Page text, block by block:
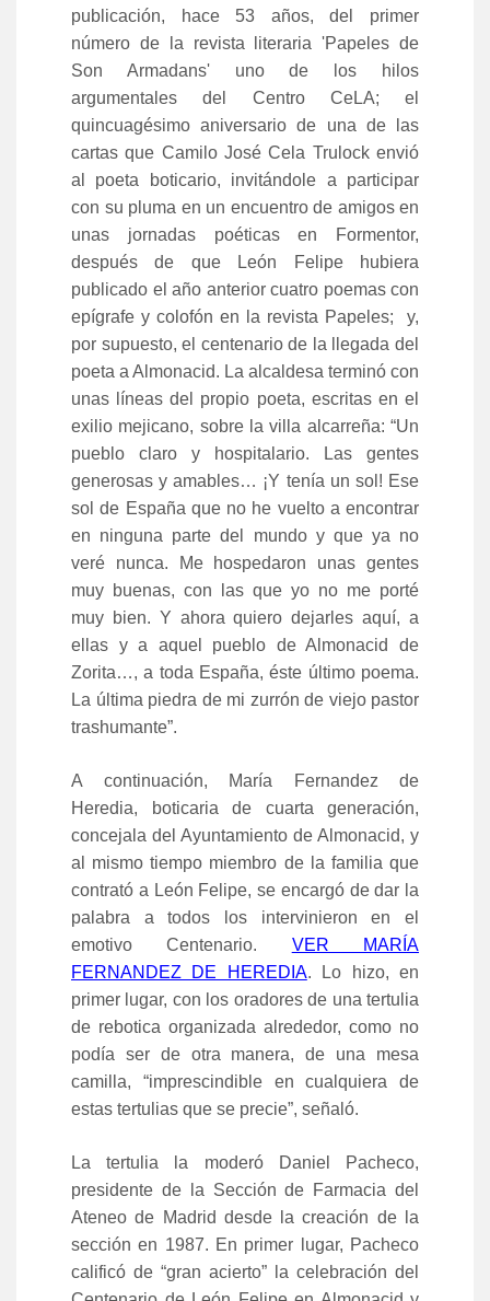
publicación, hace 53 años, del primer
número de la revista literaria 'Papeles de
Son Armadans' uno de los hilos
argumentales del Centro CeLA; el
quincuagésimo aniversario de una de las
cartas que Camilo José Cela Trulock envió
al poeta boticario, invitándole a participar
con su pluma en un encuentro de amigos en
unas jornadas poéticas en Formentor,
después de que León Felipe hubiera
publicado el año anterior cuatro poemas con
epígrafe y colofón en la revista Papeles; y,
por supuesto, el centenario de la llegada del
poeta a Almonacid. La alcaldesa terminó con
unas líneas del propio poeta, escritas en el
exilio mejicano, sobre la villa alcarreña: “Un
pueblo claro y hospitalario. Las gentes
generosas y amables… ¡Y tenía un sol! Ese
sol de España que no he vuelto a encontrar
en ninguna parte del mundo y que ya no
veré nunca. Me hospedaron unas gentes
muy buenas, con las que yo no me porté
muy bien. Y ahora quiero dejarles aquí, a
ellas y a aquel pueblo de Almonacid de
Zorita…, a toda España, éste último poema.
La última piedra de mi zurrón de viejo pastor
trashumante”.
A continuación, María Fernandez de
Heredia, boticaria de cuarta generación,
concejala del Ayuntamiento de Almonacid, y
al mismo tiempo miembro de la familia que
contrató a León Felipe, se encargó de dar la
palabra a todos los intervinieron en el
emotivo Centenario. VER MARÍA
FERNANDEZ DE HEREDIA. Lo hizo, en
primer lugar, con los oradores de una tertulia
de rebotica organizada alrededor, como no
podía ser de otra manera, de una mesa
camilla, “imprescindible en cualquiera de
estas tertulias que se precie”, señaló.
La tertulia la moderó Daniel Pacheco,
presidente de la Sección de Farmacia del
Ateneo de Madrid desde la creación de la
sección en 1987. En primer lugar, Pacheco
calificó de “gran acierto” la celebración del